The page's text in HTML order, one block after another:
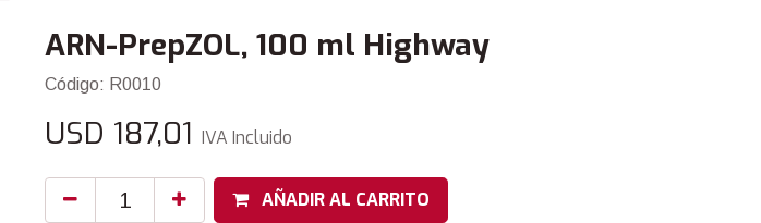
ARN-PrepZOL, 100 ml Highway
Código: R0010
USD 187,01 IVA Incluido
AÑADIR AL CARRITO